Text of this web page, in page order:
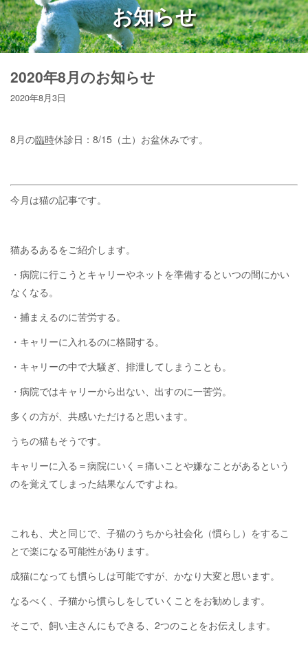
お知らせ
2020年8月のお知らせ
2020年8月3日
8月の臨時休診日：8/15（土）お盆休みです。
今月は猫の記事です。
猫あるあるをご紹介します。
・病院に行こうとキャリーやネットを準備するといつの間にかい
なくなる。
・捕まえるのに苦労する。
・キャリーに入れるのに格闘する。
・キャリーの中で大騒ぎ、排泄してしまうことも。
・病院ではキャリーから出ない、出すのに一苦労。
多くの方が、共感いただけると思います。
うちの猫もそうです。
キャリーに入る＝病院にいく＝痛いことや嫌なことがあるという
のを覚えてしまった結果なんですよね。
これも、犬と同じで、子猫のうちから社会化（慣らし）をするこ
とで楽になる可能性があります。
成猫になっても慣らしは可能ですが、かなり大変と思います。
なるべく、子猫から慣らしをしていくことをお勧めします。
そこで、飼い主さんにもできる、2つのことをお伝えします。